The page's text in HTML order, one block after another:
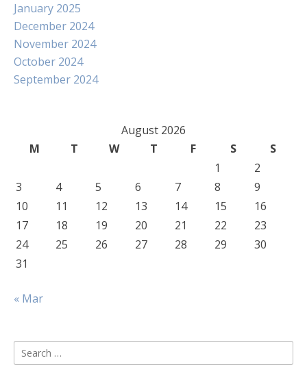
January 2025
December 2024
November 2024
October 2024
September 2024
August 2026
M
T W T F S
S
1
2
3
4 5 6 7 8
9
10
11 12 13 14 15
16
17
18 19 20 21 22
23
24
25 26 27 28 29
30
31
« Mar
Search
for: